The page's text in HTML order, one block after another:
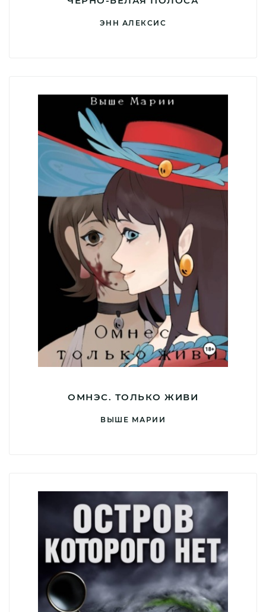
ЭНН АЛЕКСИС
ОМНЭС. ТОЛЬКО ЖИВИ
ВЫШЕ МАРИИ